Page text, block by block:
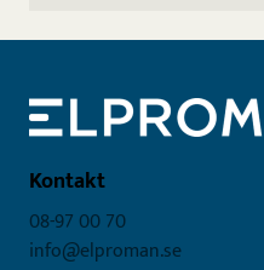
Kontakt
08-97 00 70
info@elproman.se